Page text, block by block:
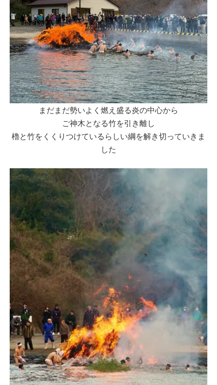
まだまだ勢いよく燃え盛る炎の中心から
ご神木となる竹を引き離し
櫓と竹をくくりつけているらしい綱を解き切っていきま
した